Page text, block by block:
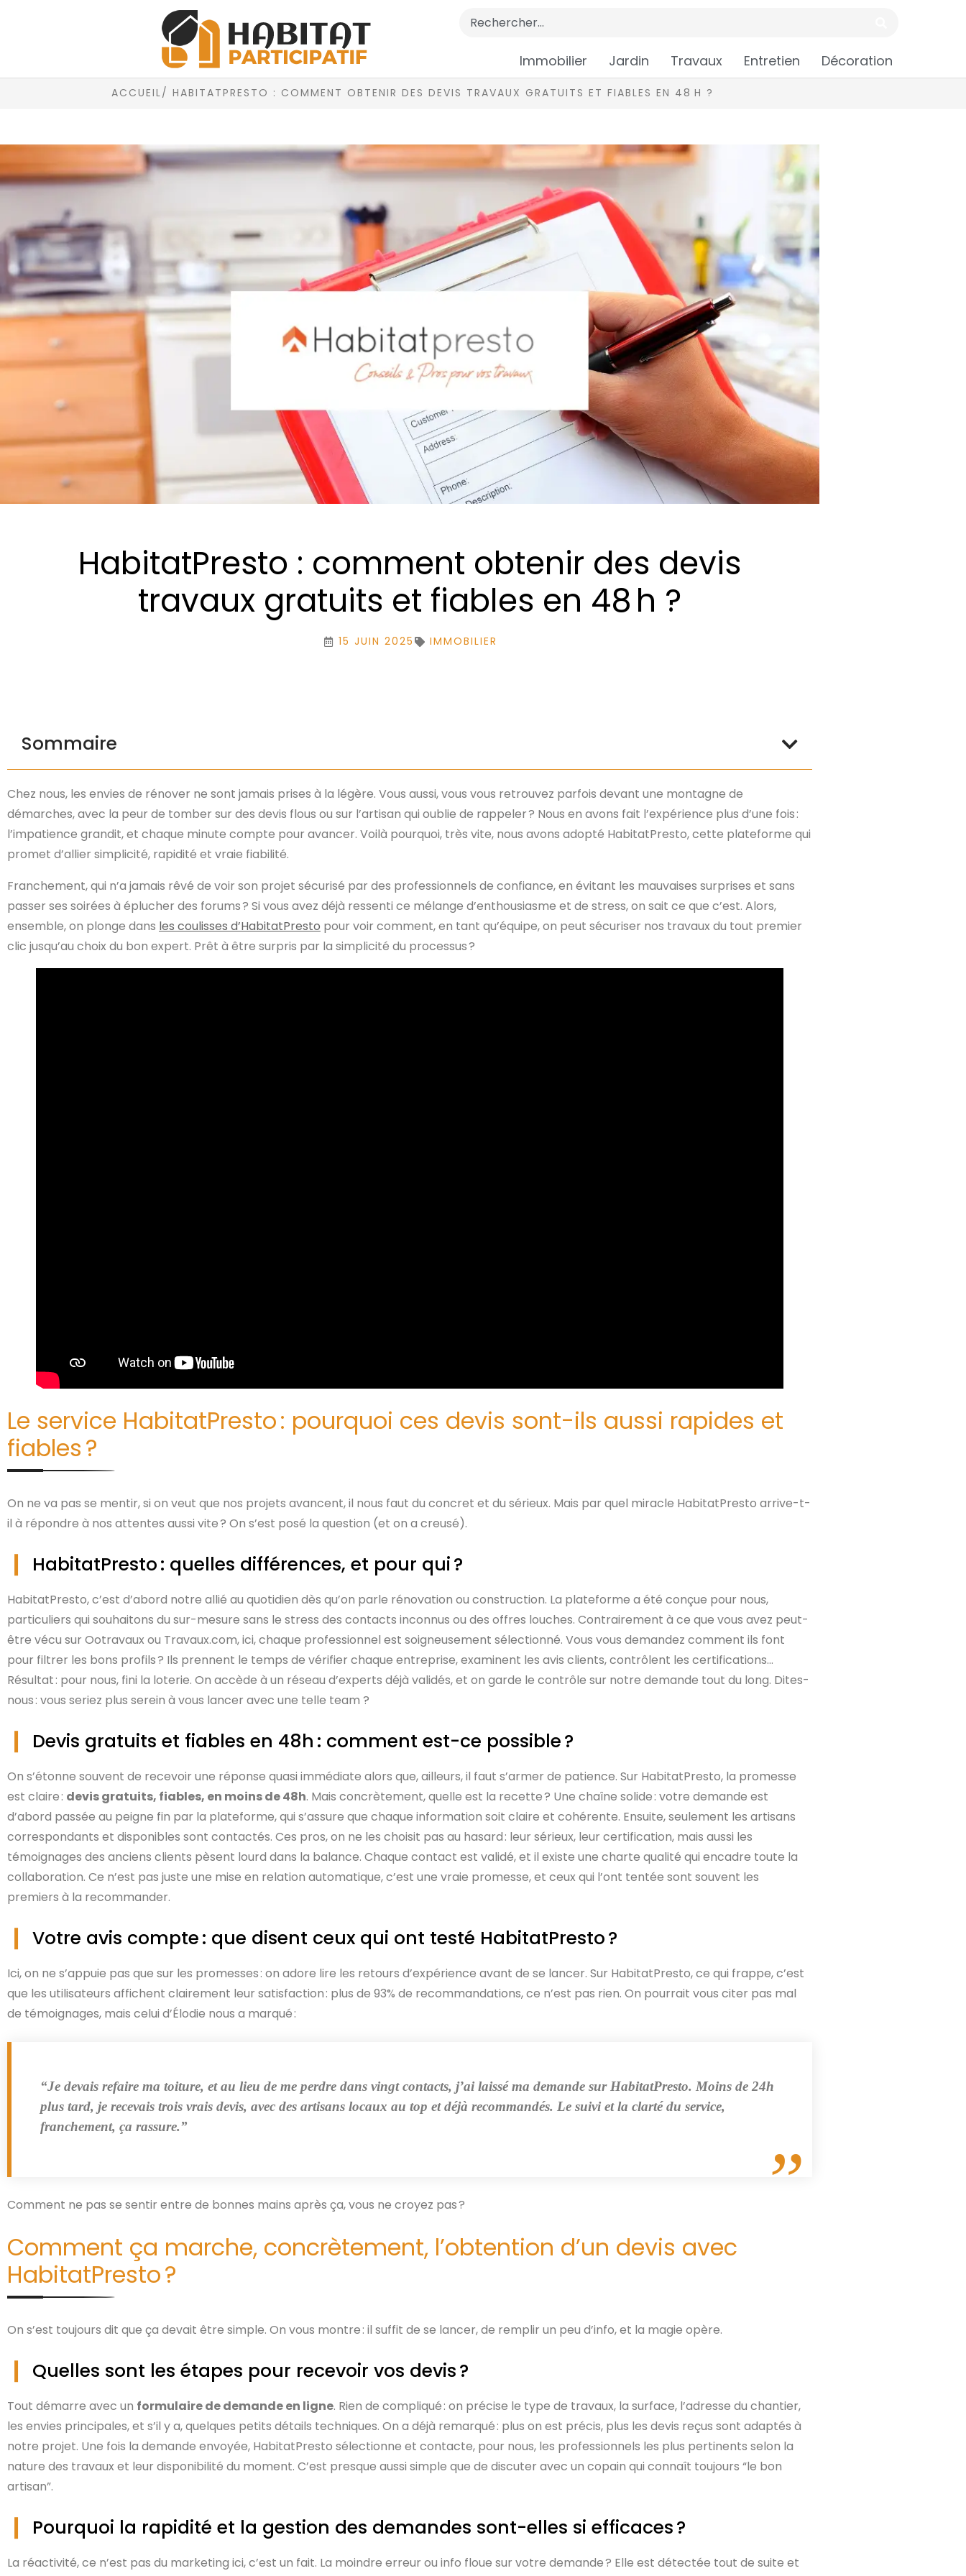
Immobilier Jardin Travaux Entretien Décoration
ACCUEIL/ HABITATPRESTO : COMMENT OBTENIR DES DEVIS TRAVAUX GRATUITS ET FIABLES EN 48 H ?
HabitatPresto : comment obtenir des devis
travaux gratuits et fiables en 48 h ?
15 JUIN 2025 IMMOBILIER
Sommaire
Chez nous, les envies de rénover ne sont jamais prises à la légère. Vous aussi, vous vous retrouvez parfois devant une montagne de
démarches, avec la peur de tomber sur des devis flous ou sur l’artisan qui oublie de rappeler ? Nous en avons fait l’expérience plus d’une fois :
l’impatience grandit, et chaque minute compte pour avancer. Voilà pourquoi, très vite, nous avons adopté HabitatPresto, cette plateforme qui
promet d’allier simplicité, rapidité et vraie fiabilité.
Franchement, qui n’a jamais rêvé de voir son projet sécurisé par des professionnels de confiance, en évitant les mauvaises surprises et sans
passer ses soirées à éplucher des forums ? Si vous avez déjà ressenti ce mélange d’enthousiasme et de stress, on sait ce que c’est. Alors,
ensemble, on plonge dans les coulisses d’HabitatPresto pour voir comment, en tant qu’équipe, on peut sécuriser nos travaux du tout premier
clic jusqu’au choix du bon expert. Prêt à être surpris par la simplicité du processus ?
Le service HabitatPresto : pourquoi ces devis sont-ils aussi rapides et
fiables ?
On ne va pas se mentir, si on veut que nos projets avancent, il nous faut du concret et du sérieux. Mais par quel miracle HabitatPresto arrive-t-
il à répondre à nos attentes aussi vite ? On s’est posé la question (et on a creusé).
HabitatPresto : quelles différences, et pour qui ?
HabitatPresto, c’est d’abord notre allié au quotidien dès qu’on parle rénovation ou construction. La plateforme a été conçue pour nous,
particuliers qui souhaitons du sur-mesure sans le stress des contacts inconnus ou des offres louches. Contrairement à ce que vous avez peut-
être vécu sur Ootravaux ou Travaux.com, ici, chaque professionnel est soigneusement sélectionné. Vous vous demandez comment ils font
pour filtrer les bons profils ? Ils prennent le temps de vérifier chaque entreprise, examinent les avis clients, contrôlent les certifications…
Résultat : pour nous, fini la loterie. On accède à un réseau d’experts déjà validés, et on garde le contrôle sur notre demande tout du long. Dites-
nous : vous seriez plus serein à vous lancer avec une telle team ?
Devis gratuits et fiables en 48h : comment est-ce possible ?
On s’étonne souvent de recevoir une réponse quasi immédiate alors que, ailleurs, il faut s’armer de patience. Sur HabitatPresto, la promesse
est claire : devis gratuits, fiables, en moins de 48h. Mais concrètement, quelle est la recette ? Une chaîne solide : votre demande est
d’abord passée au peigne fin par la plateforme, qui s’assure que chaque information soit claire et cohérente. Ensuite, seulement les artisans
correspondants et disponibles sont contactés. Ces pros, on ne les choisit pas au hasard : leur sérieux, leur certification, mais aussi les
témoignages des anciens clients pèsent lourd dans la balance. Chaque contact est validé, et il existe une charte qualité qui encadre toute la
collaboration. Ce n’est pas juste une mise en relation automatique, c’est une vraie promesse, et ceux qui l’ont tentée sont souvent les
premiers à la recommander.
Votre avis compte : que disent ceux qui ont testé HabitatPresto ?
Ici, on ne s’appuie pas que sur les promesses : on adore lire les retours d’expérience avant de se lancer. Sur HabitatPresto, ce qui frappe, c’est
que les utilisateurs affichent clairement leur satisfaction : plus de 93% de recommandations, ce n’est pas rien. On pourrait vous citer pas mal
de témoignages, mais celui d’Élodie nous a marqué :
“Je devais refaire ma toiture, et au lieu de me perdre dans vingt contacts, j’ai laissé ma demande sur HabitatPresto. Moins de 24h
plus tard, je recevais trois vrais devis, avec des artisans locaux au top et déjà recommandés. Le suivi et la clarté du service,
franchement, ça rassure.”
Comment ne pas se sentir entre de bonnes mains après ça, vous ne croyez pas ?
Comment ça marche, concrètement, l’obtention d’un devis avec
HabitatPresto ?
On s’est toujours dit que ça devait être simple. On vous montre : il suffit de se lancer, de remplir un peu d’info, et la magie opère.
Quelles sont les étapes pour recevoir vos devis ?
Tout démarre avec un formulaire de demande en ligne. Rien de compliqué : on précise le type de travaux, la surface, l’adresse du chantier,
les envies principales, et s’il y a, quelques petits détails techniques. On a déjà remarqué : plus on est précis, plus les devis reçus sont adaptés à
notre projet. Une fois la demande envoyée, HabitatPresto sélectionne et contacte, pour nous, les professionnels les plus pertinents selon la
nature des travaux et leur disponibilité du moment. C’est presque aussi simple que de discuter avec un copain qui connaît toujours “le bon
artisan”.
Pourquoi la rapidité et la gestion des demandes sont-elles si efficaces ?
La réactivité, ce n’est pas du marketing ici, c’est un fait. La moindre erreur ou info floue sur votre demande ? Elle est détectée tout de suite et